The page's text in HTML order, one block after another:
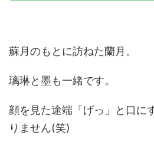
蘇月のもとに訪ねた蘭月。
璃琳と墨も一緒です。
顔を見た途端「げっ」と口に
りません(笑)